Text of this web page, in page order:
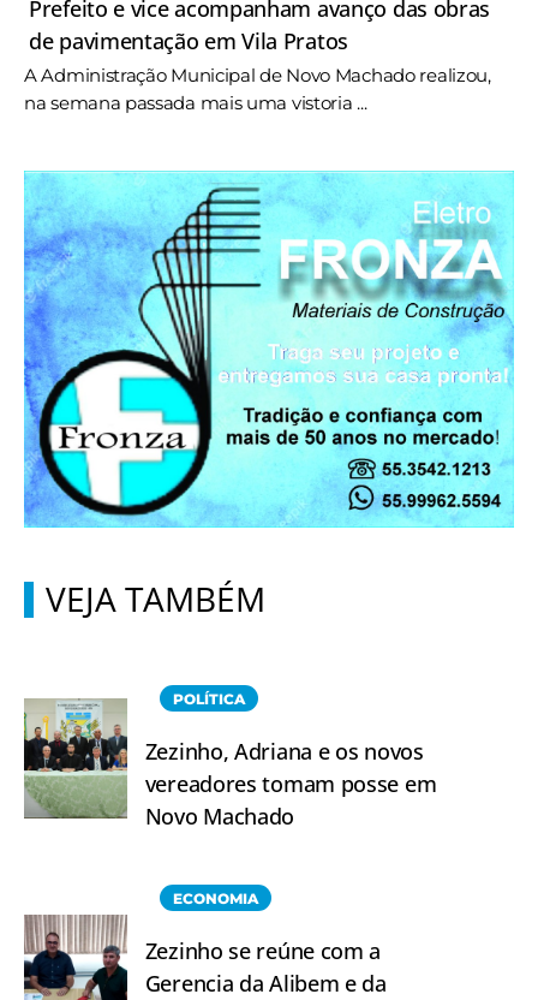
Prefeito e vice acompanham avanço das obras
de pavimentação em Vila Pratos
A Administração Municipal de Novo Machado realizou,
na semana passada mais uma vistoria ...
VEJA TAMBÉM
POLÍTICA
Zezinho, Adriana e os novos
vereadores tomam posse em
Novo Machado
ECONOMIA
Zezinho se reúne com a
Gerencia da Alibem e da